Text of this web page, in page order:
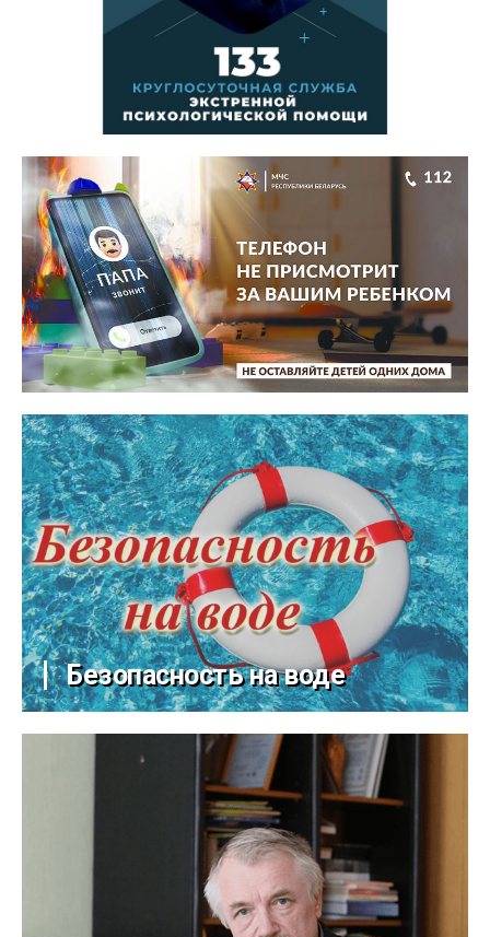
Безопасность на воде